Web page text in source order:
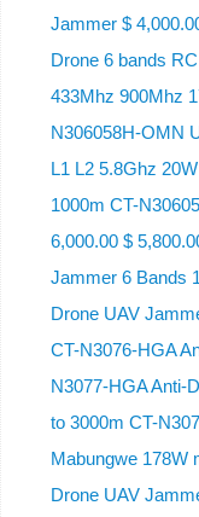
Jammer $
Drone 6 bands
433Mhz 900Mhz
N306058H-OMN
L1 L2 5.8Ghz
1000m CT-
6,000.00 $
Jammer 6 Bands
Drone UAV
CT-N3076-HGA
N3077-HGA Anti-
to 3000m CT-
Mabungwe 178W
Drone UAV